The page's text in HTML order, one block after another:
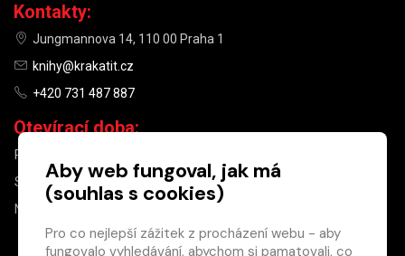
Kontakty:
Jungmannova 14, 110 00 Praha 1
knihy@krakatit.cz
+420 731 487 887
Otevírací doba:
PO–PÁ
SO
10:00–13:00
NE
Aby web fungoval, jak má
(souhlas s cookies)
Pro co nejlepší zážitek z procházení webu - aby
fungovalo vyhledávání, abychom si pamatovali, co